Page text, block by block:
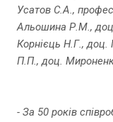
Усатов С.А.,
Альошина Р.М., доц.
Корнієць Н.Г.,
П.П., доц.
- За 50 років